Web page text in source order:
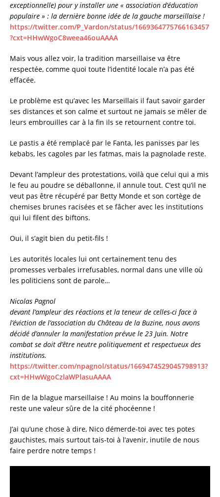
exceptionnelle) pour y installer une « association d’éducation
populaire » : la dernière bonne idée de la gauche marseillaise !
https://twitter.com/P_Vardon/status/1669364775766163457
?cxt=HHwWgoC8weea46ouAAAA
Mais vous allez voir, la tradition marseillaise va être
respectée, comme quoi toute l’identité locale n’a pas été
effacée.
Le problème est qu’avec les Marseillais il faut savoir garder
ses distances et son calme et surtout ne jamais se mêler de
leurs embrouilles car à la fin ils se retournent contre toi.
Le pastis a été remplacé par le Fanta, les panisses par les
kebabs, les cagoles par les fatmas, mais la pagnolade reste.
Devant l’ampleur des protestations, voilà que celui qui a mis
le feu au poudre se déballonne, il annule tout. C’est qu’il ne
veut pas être récupéré par Betty Monde et son cortège de
chemises brunes racisées et se fâcher avec les institutions
qui lui filent des biftons.
Oui, il s’agit bien du petit-fils !
Les autorités locales lui ont certainement tenu des
promesses verbales irrefusables, normal dans une ville où
les politiciens sont de parole…
Nicolas Pagnol
devant l’ampleur des réactions et la teneur de celles-ci face à
l’éviction de l’association du Château de la Buzine, nous avons
décidé d’annuler la manifestation prévue le 23 Juin. Notre
combat se doit d’être neutre politiquement et respectueux des
institutions.
https://twitter.com/npagnol/status/1669474529045798913?
cxt=HHwWgoCzlaWPlasuAAAA
Fin de la blague marseillaise ! Au moins la bouffonnerie
reste une valeur sûre de la cité phocéenne !
J’ai qu’une chose à dire, Nico démerde-toi avec tes potes
gauchistes, mais surtout tais-toi à l’avenir, inutile de nous
faire perdre notre temps !